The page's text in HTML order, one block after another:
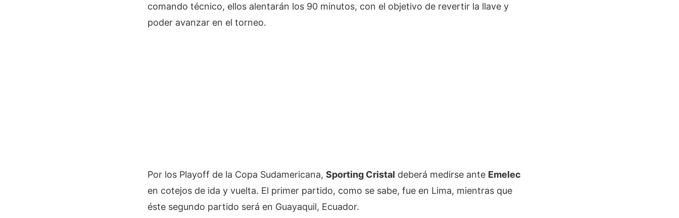
comando técnico, ellos alentarán los 90 minutos, con el objetivo de revertir la llave y
poder avanzar en el torneo.
Por los Playoff de la Copa Sudamericana, Sporting Cristal deberá medirse ante Emelec
en cotejos de ida y vuelta. El primer partido, como se sabe, fue en Lima, mientras que
éste segundo partido será en Guayaquil, Ecuador.